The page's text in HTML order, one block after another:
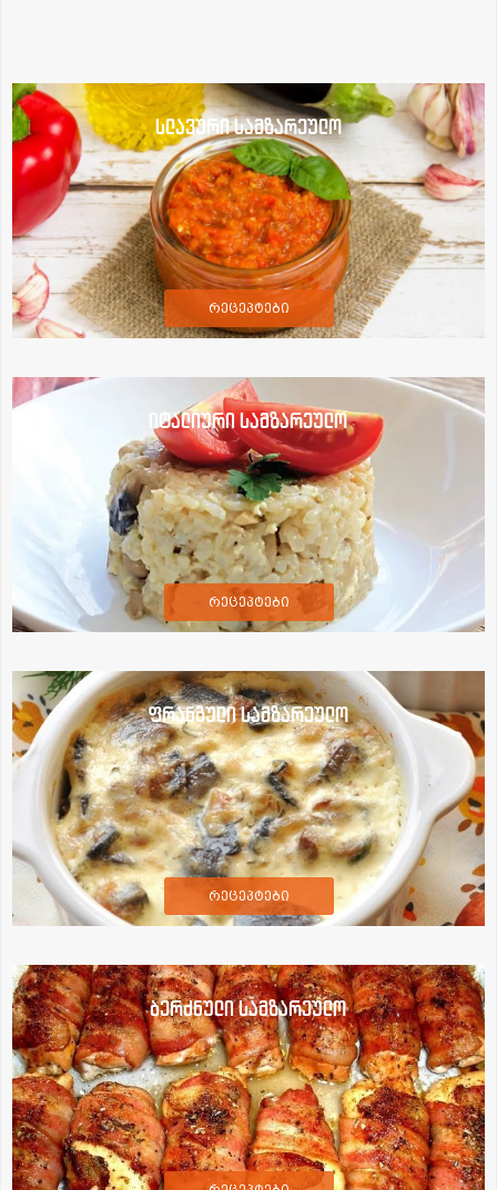
სლავური სამზარეულო
რეცეპტები
იტალიური სამზარეულო
რეცეპტები
ფრანგული სამზარეულო
რეცეპტები
ბერძნული სამზარეულო